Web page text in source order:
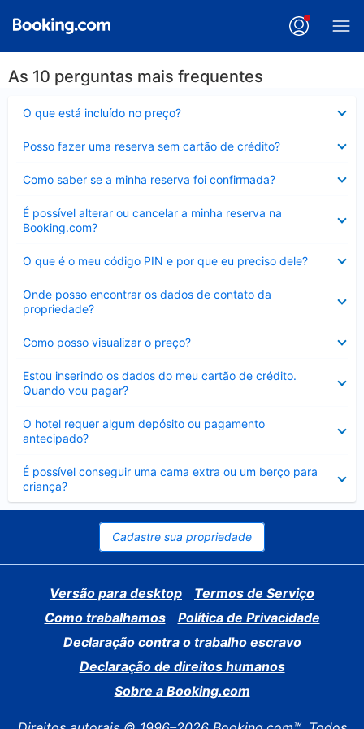
As 10 perguntas mais frequentes
O que está incluído no preço?
Posso fazer uma reserva sem cartão de crédito?
Como saber se a minha reserva foi confirmada?
É possível alterar ou cancelar a minha reserva na
Booking.com?
Contraído
O que é o meu código PIN e por que eu preciso dele?
Onde posso encontrar os dados de contato da
propriedade?
Como posso visualizar o preço?
Estou inserindo os dados do meu cartão de crédito.
Quando vou pagar?
O hotel requer algum depósito ou pagamento
antecipado?
É possível conseguir uma cama extra ou um berço para
criança?
Contraído
Cadastre sua propriedade
Versão para desktop
Termos de Serviço
Como trabalhamos
Política de Privacidade
Declaração contra o trabalho escravo
Declaração de direitos humanos
Sobre a Booking.com